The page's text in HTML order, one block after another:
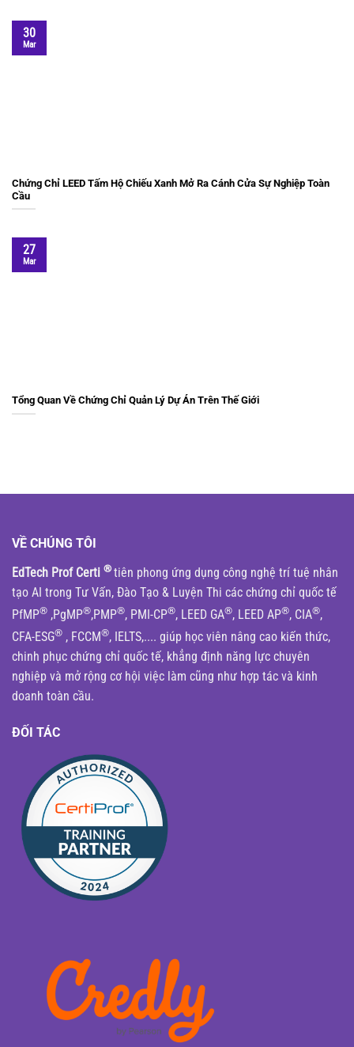
Chứng Chỉ LEED Tấm Hộ Chiếu Xanh Mở Ra Cánh Cửa Sự Nghiệp Toàn
Cầu
30
Mar
Tổng Quan Về Chứng Chỉ Quản Lý Dự Án Trên Thế Giới
27
Mar
VỀ CHÚNG TÔI
EdTech Prof Certi ® tiên phong ứng dụng công nghệ trí tuệ nhân
tạo AI trong Tư Vấn, Đào Tạo & Luyện Thi các chứng chỉ quốc tế
PfMP® ,PgMP®,PMP®, PMI-CP®, LEED GA®, LEED AP®, CIA®,
CFA-ESG® , FCCM®, IELTS,.... giúp học viên nâng cao kiến thức,
chinh phục chứng chỉ quốc tế, khẳng định năng lực chuyên
nghiệp và mở rộng cơ hội việc làm cũng như hợp tác và kinh
doanh toàn cầu.
ĐỐI TÁC